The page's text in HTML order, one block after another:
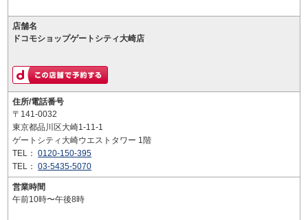
店舗名
ドコモショップゲートシティ大崎店
住所/電話番号
〒141-0032
東京都品川区大崎1-11-1
ゲートシティ大崎ウエストタワー 1階
TEL： 0120-150-395
TEL： 03-5435-5070
営業時間
午前10時〜午後8時